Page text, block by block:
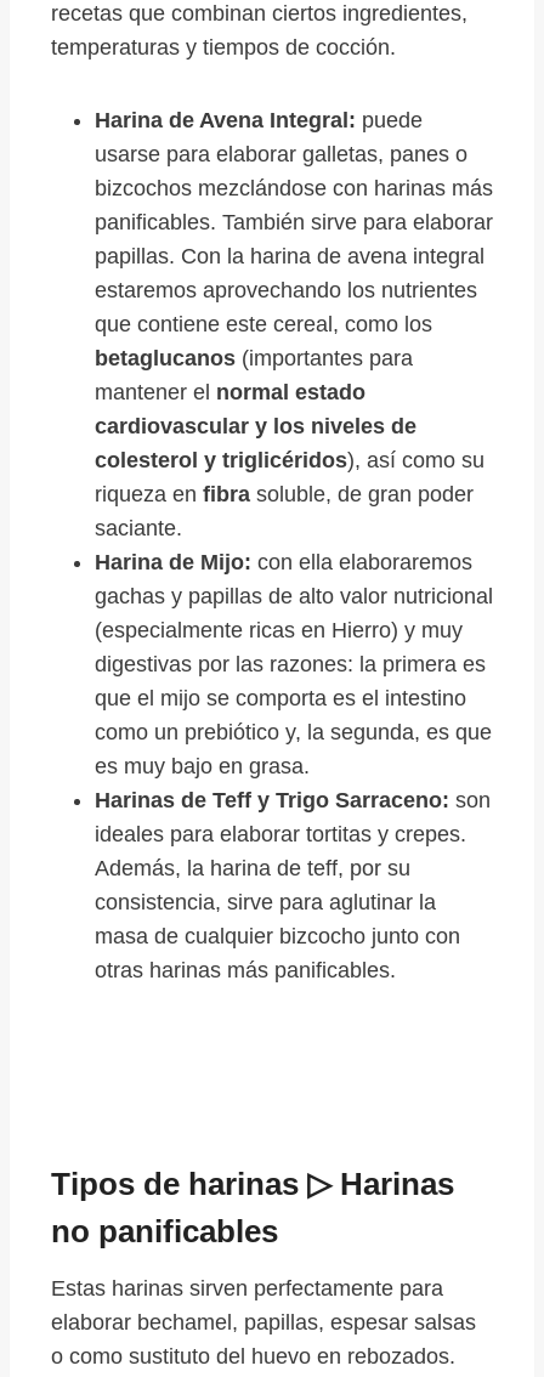
recetas que combinan ciertos ingredientes,
temperaturas y tiempos de cocción.
Harina de Avena Integral: puede
usarse para elaborar galletas, panes o
bizcochos mezclándose con harinas más
panificables. También sirve para elaborar
papillas. Con la harina de avena integral
estaremos aprovechando los nutrientes
que contiene este cereal, como los
betaglucanos (importantes para
mantener el normal estado
cardiovascular y los niveles de
colesterol y triglicéridos), así como su
riqueza en fibra soluble, de gran poder
saciante.
Harina de Mijo: con ella elaboraremos
gachas y papillas de alto valor nutricional
(especialmente ricas en Hierro) y muy
digestivas por las razones: la primera es
que el mijo se comporta es el intestino
como un prebiótico y, la segunda, es que
es muy bajo en grasa.
Harinas de Teff y Trigo Sarraceno: son
ideales para elaborar tortitas y crepes.
Además, la harina de teff, por su
consistencia, sirve para aglutinar la
masa de cualquier bizcocho junto con
otras harinas más panificables.
Tipos de harinas ▷ Harinas
no panificables
Estas harinas sirven perfectamente para
elaborar bechamel, papillas, espesar salsas
o como sustituto del huevo en rebozados.